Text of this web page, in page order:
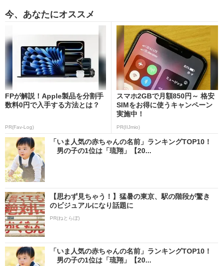
今、あなたにオススメ
FPが解説！Apple製品を分割手
数料0円で入手する方法とは？
PR(Fav-Log)
スマホ2GBで月額850円～ 格安
SIMをお得に使うキャンペーン
実施中！
PR(IIJmio)
「いま人気の赤ちゃんの名前」ランキングTOP10！
男の子の1位は「琉翔」【20...
【思わず見ちゃう！】猛暑の東京、駅の階段が驚き
のビジュアルになり話題に
PR(ねとらぼ)
「いま人気の赤ちゃんの名前」ランキングTOP10！
男の子の1位は「琉翔」【20...